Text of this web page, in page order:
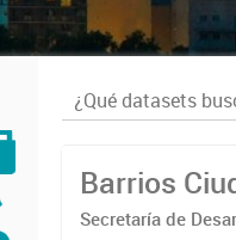
Barrios
Secretaría de